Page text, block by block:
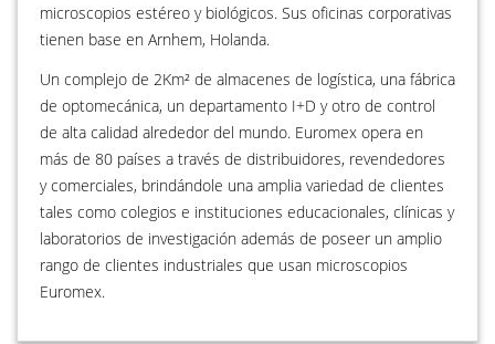
microscopios estéreo y biológicos. Sus oficinas corporativas
tienen base en Arnhem, Holanda.
Un complejo de 2Km² de almacenes de logística, una fábrica
de optomecánica, un departamento I+D y otro de control
de alta calidad alrededor del mundo. Euromex opera en
más de 80 países a través de distribuidores, revendedores
y comerciales, brindándole una amplia variedad de clientes
tales como colegios e instituciones educacionales, clínicas y
laboratorios de investigación además de poseer un amplio
rango de clientes industriales que usan microscopios
Euromex.